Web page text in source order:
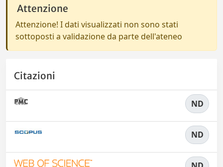
Attenzione
Attenzione! I dati visualizzati non sono stati
sottoposti a validazione da parte dell'ateneo
Citazioni
ND
ND